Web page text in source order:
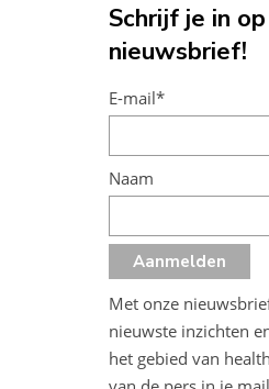
Schrijf je in
nieuwsbrief!
E-mail*
Naam
Met onze
nieuwste inzichten
het gebied van